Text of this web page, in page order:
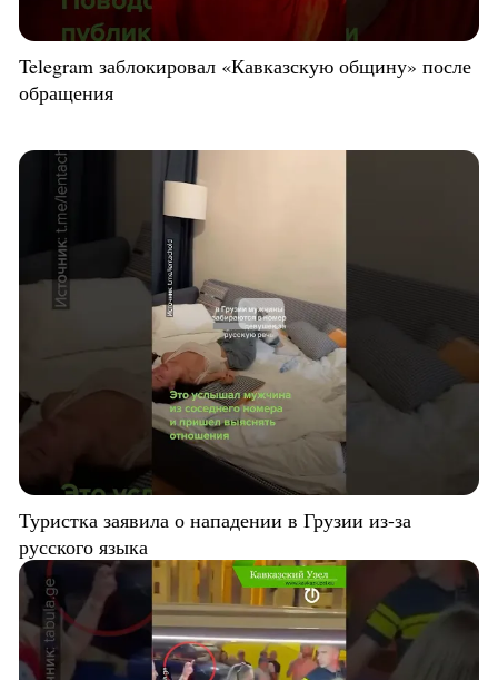
Telegram заблокировал «Кавказскую общину» после
обращения
Туристка заявила о нападении в Грузии из-за
русского языка